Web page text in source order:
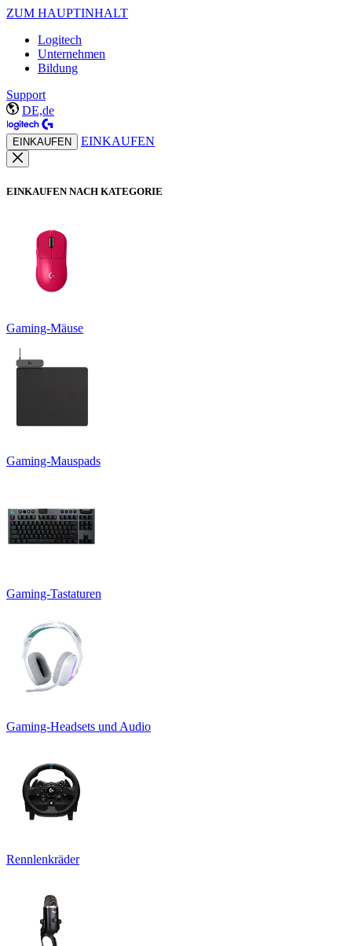
ZUM HAUPTINHALT
Logitech
Unternehmen
Bildung
Support
DE,de
EINKAUFEN EINKAUFEN
EINKAUFEN NACH KATEGORIE
Gaming-Mäuse
Gaming-Mauspads
Gaming-Tastaturen
Gaming-Headsets und Audio
Rennlenkräder